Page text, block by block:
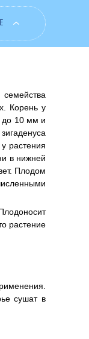
Корень у
до 10 мм и
растения
в нижней
Плодом
растение
сушат в